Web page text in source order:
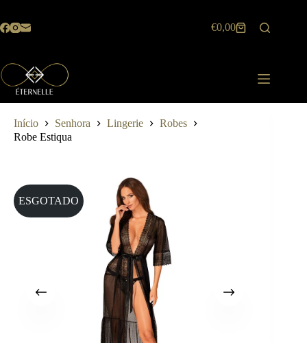
o
Carrinho
€0,00
Início Senhora Lingerie
Robes
Robe Estiqua
ESGOTADO